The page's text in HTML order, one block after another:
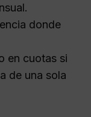
donde
en cuotas si
de una sola